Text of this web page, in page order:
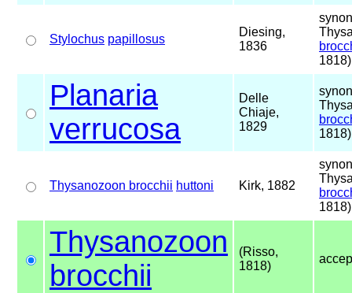
Stylochus papillosus
Diesing,
1836
1818)
Planaria
verrucosa
Delle
Chiaje,
1829
1818)
Thysanozoon brocchii huttoni Kirk, 1882
1818)
Thysanozoon
brocchii
(Risso,
1818)